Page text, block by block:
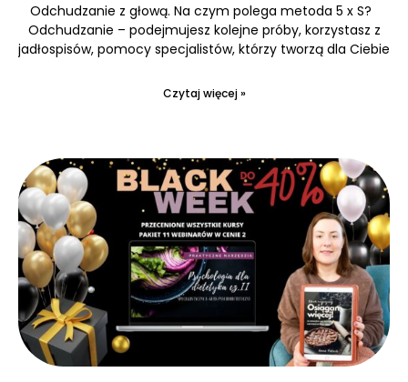
Odchudzanie z głową. Na czym polega metoda 5 x S?
Odchudzanie – podejmujesz kolejne próby, korzystasz z
jadłospisów, pomocy specjalistów, którzy tworzą dla Ciebie
Czytaj więcej »